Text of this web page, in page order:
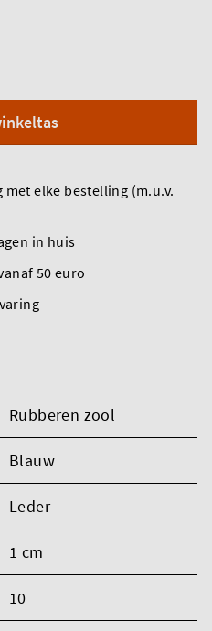
elke bestelling (m.u.v.
in huis
50 euro
Rubberen zool
Blauw
Leder
1 cm
10